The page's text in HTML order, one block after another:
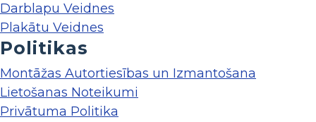
Darblapu Veidnes
Plakātu Veidnes
Politikas
Montāžas Autortiesības un Izmantošana
Lietošanas Noteikumi
Privātuma Politika